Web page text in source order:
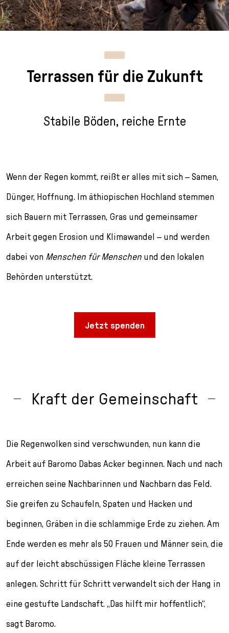
n
g
p
r
i
n
g
e
e
c
i
h
l
Terrassen für die Zukunft
Stabile Böden, reiche Ernte
Wenn der Regen kommt, reißt er alles mit sich – Samen,
Dünger, Hoffnung. Im äthiopischen Hochland stemmen
sich Bauern mit Terrassen, Gras und gemeinsamer
Arbeit gegen Erosion und Klimawandel – und werden
dabei von Menschen für Menschen und den lokalen
Behörden unterstützt.
Jetzt spenden
Kraft der Gemeinschaft
Die Regenwolken sind verschwunden, nun kann die
Arbeit auf Baromo Dabas Acker beginnen. Nach und nach
erreichen seine Nachbarinnen und Nachbarn das Feld.
Sie greifen zu Schaufeln, Spaten und Hacken und
beginnen, Gräben in die schlammige Erde zu ziehen. Am
Ende werden es mehr als 50 Frauen und Männer sein, die
auf der leicht abschüssigen Fläche kleine Terrassen
anlegen. Schritt für Schritt verwandelt sich der Hang in
eine gestufte Landschaft. „Das hilft mir hoffentlich“,
sagt Baromo.